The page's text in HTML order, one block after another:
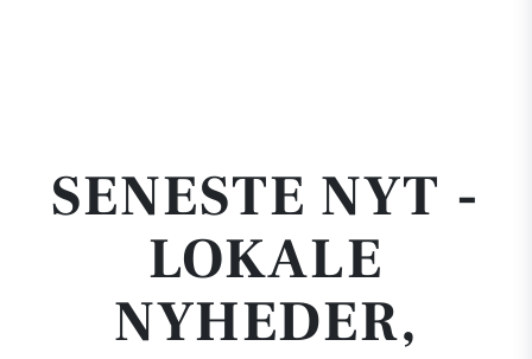
SENESTE NYT -
LOKALE
NYHEDER,